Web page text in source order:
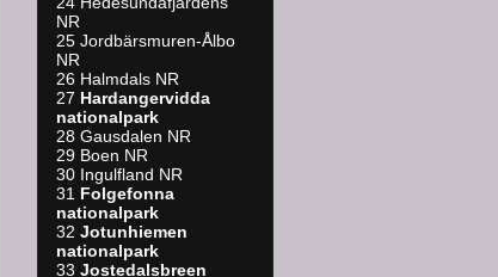
NR
25 Jordbärsmuren-Ålbo
NR
26 Halmdals NR
27 Hardangervidda
nationalpark
28 Gausdalen NR
29 Boen NR
30 Ingulfland NR
31 Folgefonna
nationalpark
32 Jotunhiemen
nationalpark
33 Jostedalsbreen